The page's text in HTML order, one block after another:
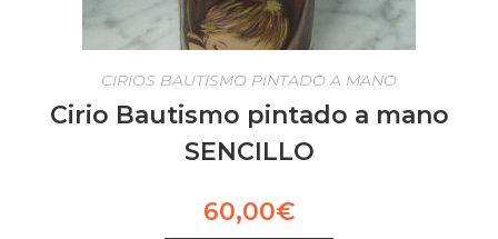
CIRIOS BAUTISMO PINTADO A MANO
Cirio Bautismo pintado a mano
SENCILLO
60,00€